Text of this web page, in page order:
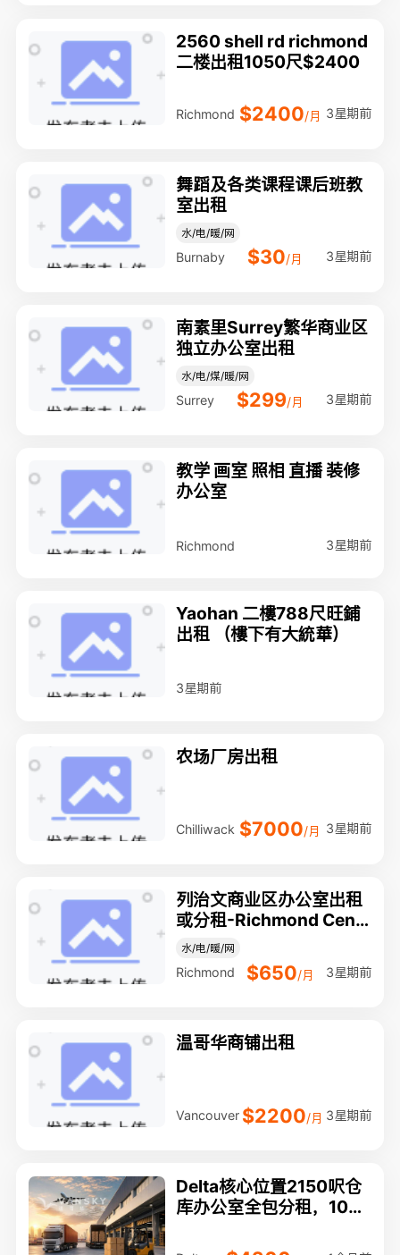
2560 shell rd richmond
二楼出租1050尺$2400
Richmond $2400/月 3星期前
舞蹈及各类课程课后班教
室出租
水/电/暖/网
Burnaby $30/月 3星期前
南素里Surrey繁华商业区
独立办公室出租
水/电/煤/暖/网
Surrey $299/月 3星期前
教学 画室 照相 直播 装修
办公室
Richmond 3星期前
Yaohan 二樓788尺旺鋪
出租 （樓下有大統華）
3星期前
农场厂房出租
Chilliwack $7000/月 3星期前
列治文商业区办公室出租
或分租-Richmond Cent
er
水/电/暖/网
Richmond $650/月 3星期前
温哥华商铺出租
Vancouver $2200/月 3星期前
Delta核心位置2150呎仓
库办公室全包分租，10月